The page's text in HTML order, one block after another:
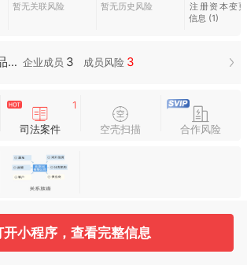
暂无关联风险 暂无历史风险
注册资本变
信息 (1)
漳州凯欣纸制品有限公司族群 企业成员 3 成员风险 3
1
司法案件 空壳扫描 合作风险
开小程序，查看完整信息